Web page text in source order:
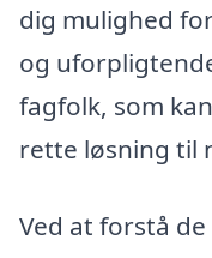
dig mulighed
og
fagfolk, som
rette løsning til
Ved at forstå